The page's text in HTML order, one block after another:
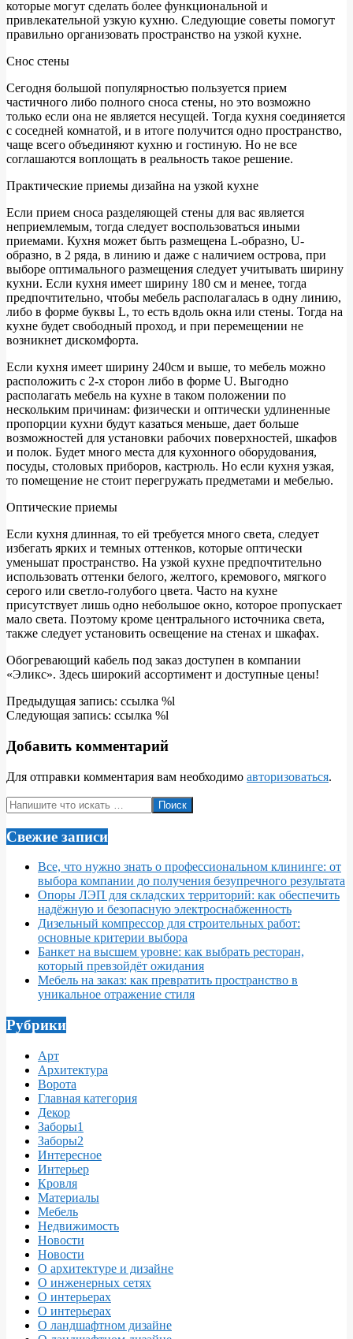
которые могут сделать более функциональной и
привлекательной узкую кухню. Следующие советы помогут
правильно организовать пространство на узкой кухне.
Снос стены
Сегодня большой популярностью пользуется прием
частичного либо полного сноса стены, но это возможно
только если она не является несущей. Тогда кухня соединяется
с соседней комнатой, и в итоге получится одно пространство,
чаще всего объединяют кухню и гостиную. Но не все
соглашаются воплощать в реальность такое решение.
Практические приемы дизайна на узкой кухне
Если прием сноса разделяющей стены для вас является
неприемлемым, тогда следует воспользоваться иными
приемами. Кухня может быть размещена L-образно, U-
образно, в 2 ряда, в линию и даже с наличием острова, при
выборе оптимального размещения следует учитывать ширину
кухни. Если кухня имеет ширину 180 см и менее, тогда
предпочтительно, чтобы мебель располагалась в одну линию,
либо в форме буквы L, то есть вдоль окна или стены. Тогда на
кухне будет свободный проход, и при перемещении не
возникнет дискомфорта.
Если кухня имеет ширину 240см и выше, то мебель можно
расположить с 2-х сторон либо в форме U. Выгодно
располагать мебель на кухне в таком положении по
нескольким причинам: физически и оптически удлиненные
пропорции кухни будут казаться меньше, дает больше
возможностей для установки рабочих поверхностей, шкафов
и полок. Будет много места для кухонного оборудования,
посуды, столовых приборов, кастрюль. Но если кухня узкая,
то помещение не стоит перегружать предметами и мебелью.
Оптические приемы
Если кухня длинная, то ей требуется много света, следует
избегать ярких и темных оттенков, которые оптически
уменьшат пространство. На узкой кухне предпочтительно
использовать оттенки белого, желтого, кремового, мягкого
серого или светло-голубого цвета. Часто на кухне
присутствует лишь одно небольшое окно, которое пропускает
мало света. Поэтому кроме центрального источника света,
также следует установить освещение на стенах и шкафах.
Обогревающий кабель под заказ доступен в компании
«Эликс». Здесь широкий ассортимент и доступные цены!
2017-
06-
Предыдущая запись: ссылка %l
Следующая запись: ссылка %l
Добавить комментарий
Для отправки комментария вам необходимо авторизоваться.
Поиск
Свежие записи
Все, что нужно знать о профессиональном клининге: от
выбора компании до получения безупречного результата
Опоры ЛЭП для складских территорий: как обеспечить
надёжную и безопасную электроснабженность
Дизельный компрессор для строительных работ:
основные критерии выбора
Банкет на высшем уровне: как выбрать ресторан,
который превзойдёт ожидания
Мебель на заказ: как превратить пространство в
уникальное отражение стиля
Рубрики
Арт
Архитектура
Ворота
Главная категория
Декор
Заборы1
Заборы2
Интересное
Интерьер
Кровля
Материалы
Мебель
Недвижимость
Новости
Новости
О архитектуре и дизайне
О инженерных сетях
О интерьерах
О интерьерах
О ландшафтном дизайне